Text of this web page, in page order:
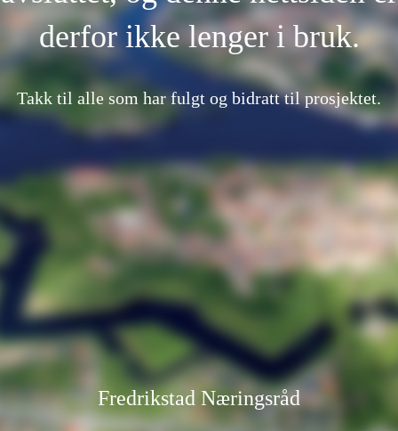
derfor ikke lenger i bruk.
Takk til alle som har fulgt og bidratt til prosjektet.
Fredrikstad Næringsråd